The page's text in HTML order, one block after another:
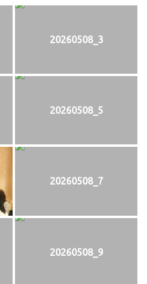
20260508_3
20260508_5
20260508_7
20260508_9